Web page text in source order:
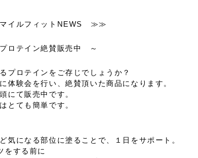
ルフィットNEWS ≫≫
ロテイン絶賛販売中 ～
プロテインをご存じでしょうか？
体験会を行い、絶賛頂いた商品になります。
にて販売中です。
とても簡単です。
気になる部位に塗ることで、１日をサポート。
をする前に